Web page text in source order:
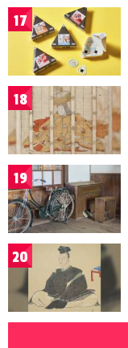
17
18
19
20